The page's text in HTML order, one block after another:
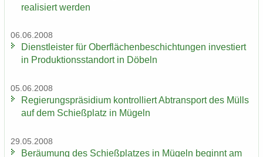
rea­li­siert wer­den
06.06.2008
Dienst­leis­ter für Ober­flä­chen­be­schich­tun­gen in­ves­tiert
in Pro­duk­ti­ons­stand­ort in Dö­beln
05.06.2008
Re­gie­rungs­prä­si­di­um kon­trol­liert Ab­trans­port des Mülls
auf dem Schieß­platz in Mü­geln
29.05.2008
Be­räu­mung des Schieß­plat­zes in Mü­geln be­ginnt am